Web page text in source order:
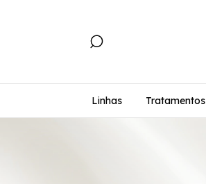
Linhas Tratamentos